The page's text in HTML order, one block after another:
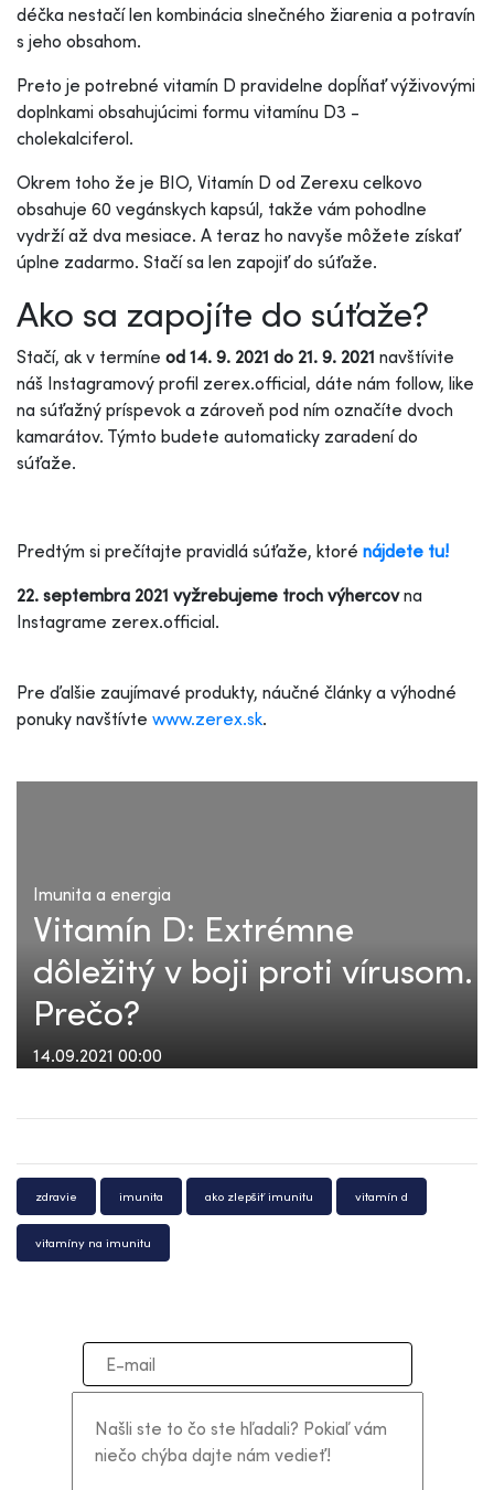
déčka nestačí len kombinácia slnečného žiarenia a potravín
s jeho obsahom.
Preto je potrebné vitamín D pravidelne dopĺňať výživovými
doplnkami obsahujúcimi formu vitamínu D3 -
cholekalciferol.
Okrem toho že je BIO, Vitamín D od Zerexu celkovo
obsahuje 60 vegánskych kapsúl, takže vám pohodlne
vydrží až dva mesiace. A teraz ho navyše môžete získať
úplne zadarmo. Stačí sa len zapojiť do súťaže.
Ako sa zapojíte do súťaže?
Stačí, ak v termíne od 14. 9. 2021 do 21. 9. 2021 navštívite
náš Instagramový profil zerex.official, dáte nám follow, like
na súťažný príspevok a zároveň pod ním označíte dvoch
kamarátov. Týmto budete automaticky zaradení do
súťaže.
Predtým si prečítajte pravidlá súťaže, ktoré nájdete tu!
22. septembra 2021 vyžrebujeme troch výhercovna
Instagrame zerex.official.
Pre ďalšie zaujímavé produkty, náučné články a výhodné
ponuky navštívte www.zerex.sk.
Imunita a energia
Vitamín D: Extrémne
dôležitý v boji proti vírusom.
Prečo?
14.09.2021 00:00
zdravie imunita ako zlepšiť imunitu vitamín d
vitamíny na imunitu